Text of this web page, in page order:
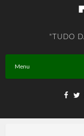
"TUDO
Menu